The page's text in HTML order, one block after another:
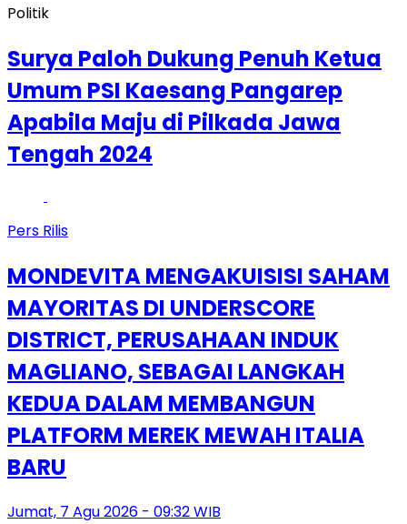
Politik
Surya Paloh Dukung Penuh Ketua
Umum PSI Kaesang Pangarep
Apabila Maju di Pilkada Jawa
Tengah 2024
Pers Rilis
MONDEVITA MENGAKUISISI SAHAM
MAYORITAS DI UNDERSCORE
DISTRICT, PERUSAHAAN INDUK
MAGLIANO, SEBAGAI LANGKAH
KEDUA DALAM MEMBANGUN
PLATFORM MEREK MEWAH ITALIA
BARU
Jumat, 7 Agu 2026 - 09:32 WIB